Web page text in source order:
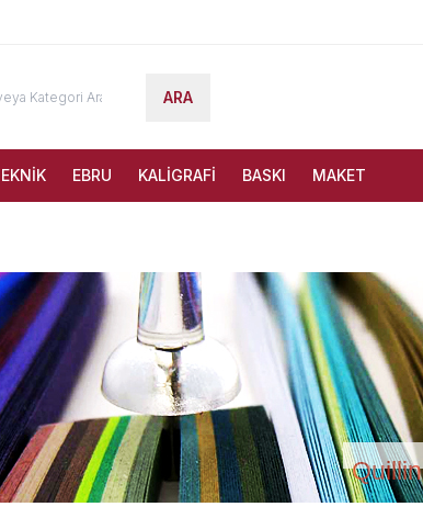
ARA
EBRU KALİGRAFİ BASKI MAKET